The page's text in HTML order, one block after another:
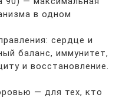
в одном
сердце и
баланс, иммунитет,
и восстановление.
— для тех, кто